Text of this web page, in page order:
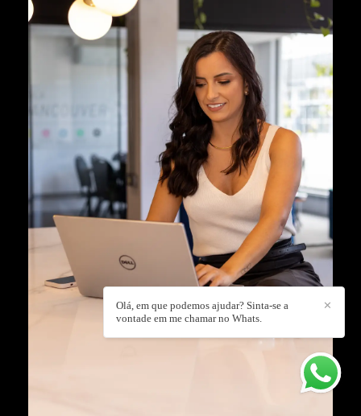
✕
Olá, em que podemos ajudar? Sinta-se a
vontade em me chamar no Whats.